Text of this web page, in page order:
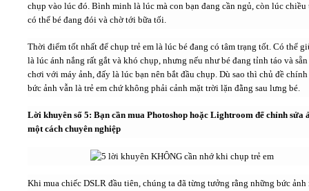
chụp vào lúc đó. Bình minh là lúc mà con bạn đang cần ngủ, còn lúc chiều
có thể bé đang đói và chờ tới bữa tối.
Thời điểm tốt nhất để chụp trẻ em là lúc bé đang có tâm trạng tốt. Có thể
là lúc ánh nắng rất gắt và khó chụp, nhưng nếu như bé đang tỉnh táo và sẵn
chơi với máy ảnh, đấy là lúc bạn nên bắt đầu chụp. Dù sao thì chủ đề chính
bức ảnh vẫn là trẻ em chứ không phải cảnh mặt trời lặn đằng sau lưng bé.
Lời khuyên số 5: Bạn cần mua Photoshop hoặc Lightroom để chỉnh sửa
một cách chuyên nghiệp
Khi mua chiếc DSLR đầu tiên, chúng ta đã từng tưởng rằng những bức ảnh